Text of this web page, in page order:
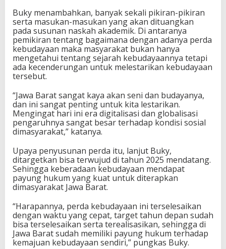
Buky menambahkan, banyak sekali pikiran-pikiran
serta masukan-masukan yang akan dituangkan
pada susunan naskah akademik. Di antaranya
pemikiran tentang bagaimana dengan adanya perda
kebudayaan maka masyarakat bukan hanya
mengetahui tentang sejarah kebudayaannya tetapi
ada kecenderungan untuk melestarikan kebudayaan
tersebut.
“Jawa Barat sangat kaya akan seni dan budayanya,
dan ini sangat penting untuk kita lestarikan.
Mengingat hari ini era digitalisasi dan globalisasi
pengaruhnya sangat besar terhadap kondisi sosial
dimasyarakat,” katanya.
Upaya penyusunan perda itu, lanjut Buky,
ditargetkan bisa terwujud di tahun 2025 mendatang.
Sehingga keberadaan kebudayaan mendapat
payung hukum yang kuat untuk diterapkan
dimasyarakat Jawa Barat.
“Harapannya, perda kebudayaan ini terselesaikan
dengan waktu yang cepat, target tahun depan sudah
bisa terselesaikan serta terealisasikan, sehingga di
Jawa Barat sudah memiliki payung hukum terhadap
kemajuan kebudayaan sendiri,” pungkas Buky.